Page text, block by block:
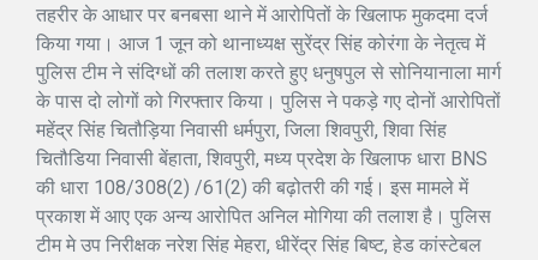
तहरीर के आधार पर बनबसा थाने में आरोपितों के खिलाफ मुकदमा दर्ज
किया गया। आज 1 जून को थानाध्यक्ष सुरेंद्र सिंह कोरंगा के नेतृत्व में
पुलिस टीम ने संदिग्धों की तलाश करते हुए धनुषपुल से सोनियानाला मार्ग
के पास दो लोगों को गिरफ्तार किया। पुलिस ने पकड़े गए दोनों आरोपितों
महेंद्र सिंह चितौड़िया निवासी धर्मपुरा, जिला शिवपुरी, शिवा सिंह
चितौडिया निवासी बेंहाता, शिवपुरी, मध्य प्रदेश के खिलाफ धारा BNS
की धारा 108/308(2) /61(2) की बढ़ोतरी की गई। इस मामले में
प्रकाश में आए एक अन्य आरोपित अनिल मोगिया की तलाश है। पुलिस
टीम मे उप निरीक्षक नरेश सिंह मेहरा, धीरेंद्र सिंह बिष्ट, हेड कांस्टेबल